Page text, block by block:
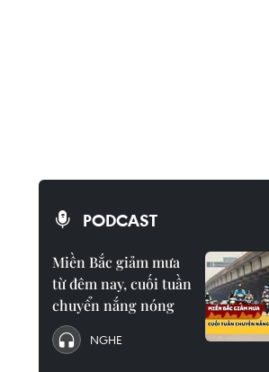
PODCAST
Miền Bắc giảm mưa
từ đêm nay, cuối tuần
chuyển nắng nóng
NGHE